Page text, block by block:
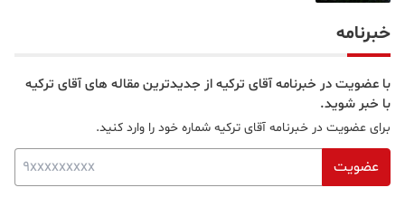
خبرنامه
با عضویت در خبرنامه آقای ترکیه از جدیدترین مقاله های آقای ترکیه
با خبر شوید.
برای عضویت در خبرنامه آقای ترکیه شماره خود را وارد کنید.
عضویت